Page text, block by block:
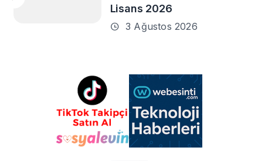
Lisans 2026
3 Ağustos 2026